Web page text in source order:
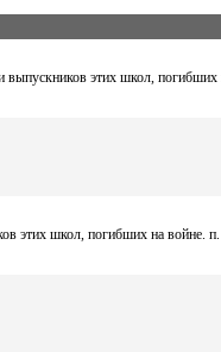
этих школ, погибших
этих школ, погибших на войне.